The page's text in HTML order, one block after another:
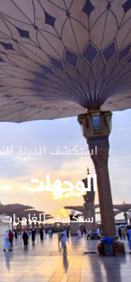
استكشف المدينة
الوجهات
استكشف المغامرات